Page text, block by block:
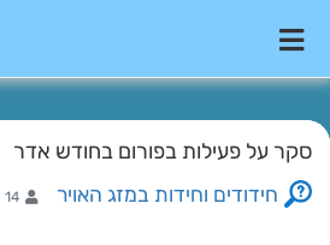
סקר על פעילות בפורום בחודש אדר
חידודים וחידות במזג האויר 14